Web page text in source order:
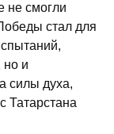
не смогли
стал для
но и
силы духа,
Татарстана